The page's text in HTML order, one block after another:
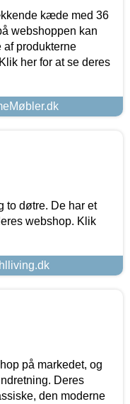
kæde med 36
webshoppen kan
af produkterne
her for at se deres
to døtre. De har et
webshop. Klik
på markedet, og
Deres
den moderne